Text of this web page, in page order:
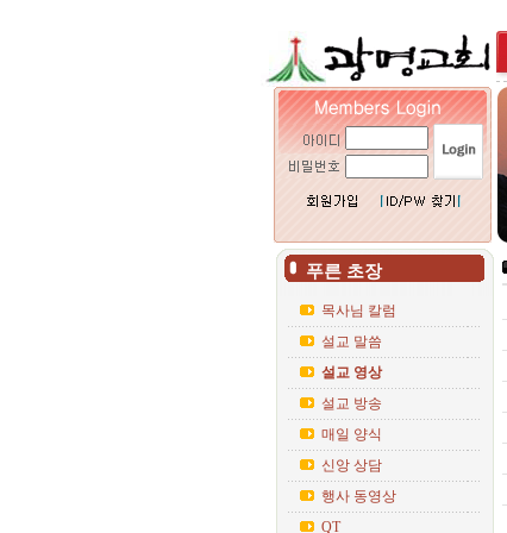
푸른 초장
목사님 칼럼
설교 말씀
설교 영상
설교 방송
매일 양식
신앙 상담
행사 동영상
QT